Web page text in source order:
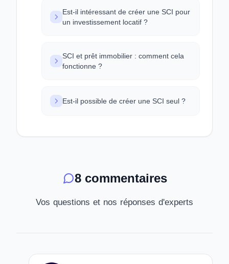
Est-il intéressant de créer une SCI pour
un investissement locatif ?
SCI et prêt immobilier : comment cela
fonctionne ?
Est-il possible de créer une SCI seul ?
8 commentaires
Vos questions et nos réponses d'experts